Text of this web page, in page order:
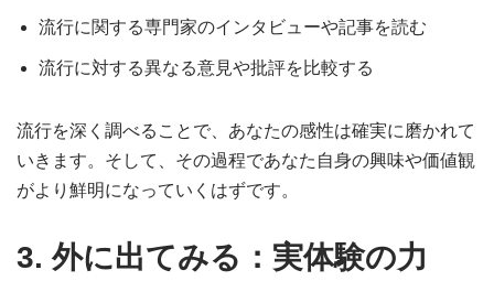
流行に関する専門家のインタビューや記事を読む
流行に対する異なる意見や批評を比較する
流行を深く調べることで、あなたの感性は確実に磨かれて
いきます。そして、その過程であなた自身の興味や価値観
がより鮮明になっていくはずです。
3. 外に出てみる：実体験の力